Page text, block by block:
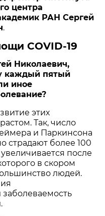
центра
РАН Сергей
.
COVID-19
Николаевич,
каждый пятый
иное
этих
Так, число
и Паркинсона
страдают более 100
после
в скором
людей.